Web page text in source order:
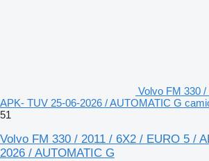
Volvo FM 330
APK- TUV 25-06-2026 / AUTOMATIC G
51
Volvo FM 330 / 2011 / 6X2 / EURO 5 /
2026 / AUTOMATIC G